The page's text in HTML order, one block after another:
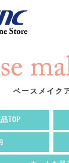
ベースメイク
TOP